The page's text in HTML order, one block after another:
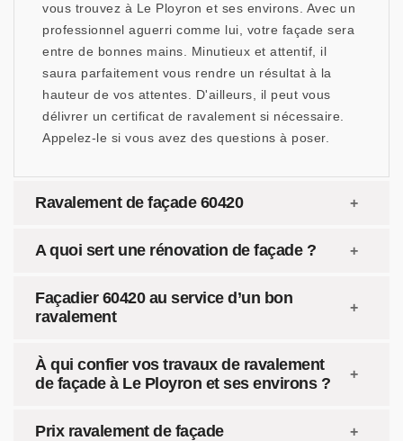
vous trouvez à Le Ployron et ses environs. Avec un
professionnel aguerri comme lui, votre façade sera
entre de bonnes mains. Minutieux et attentif, il
saura parfaitement vous rendre un résultat à la
hauteur de vos attentes. D'ailleurs, il peut vous
délivrer un certificat de ravalement si nécessaire.
Appelez-le si vous avez des questions à poser.
Ravalement de façade 60420
A quoi sert une rénovation de façade ?
Façadier 60420 au service d’un bon
ravalement
À qui confier vos travaux de ravalement
de façade à Le Ployron et ses environs ?
Prix ravalement de façade